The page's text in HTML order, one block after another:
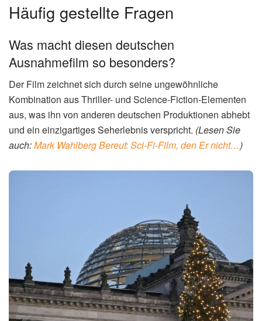
Häufig gestellte Fragen
Was macht diesen deutschen
Ausnahmefilm so besonders?
Der Film zeichnet sich durch seine ungewöhnliche
Kombination aus Thriller- und Science-Fiction-Elementen
aus, was ihn von anderen deutschen Produktionen abhebt
und ein einzigartiges Seherlebnis verspricht. (Lesen Sie
auch:Mark Wahlberg Bereut: Sci-Fi-Film, den Er nicht…)